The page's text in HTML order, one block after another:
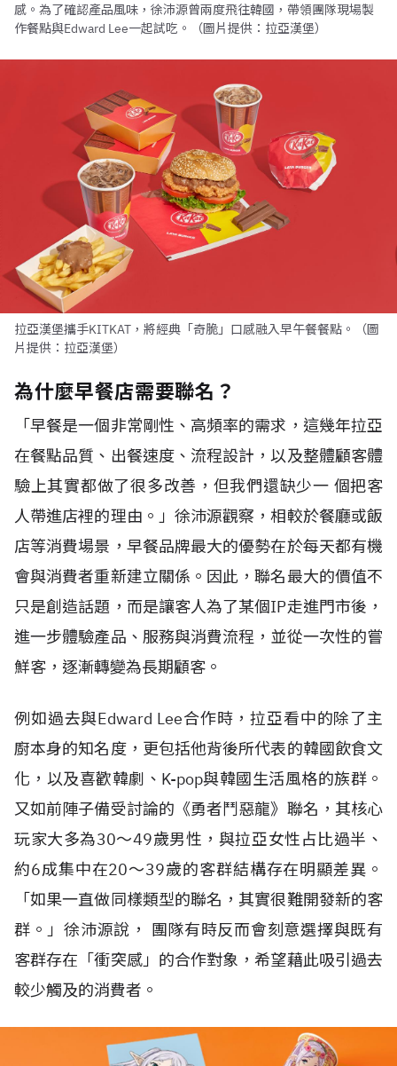
感。為了確認產品風味，徐沛源曾兩度飛往韓國，帶領團隊現場製
作餐點與Edward Lee一起試吃。（圖片提供：拉亞漢堡）
拉亞漢堡攜手KITKAT，將經典「奇脆」口感融入早午餐餐點。（圖
片提供：拉亞漢堡）
為什麼早餐店需要聯名？
「早餐是一個非常剛性、高頻率的需求，這幾年拉亞
在餐點品質、出餐速度、流程設計，以及整體顧客體
驗上其實都做了很多改善，但我們還缺少一 個把客
人帶進店裡的理由。」徐沛源觀察，相較於餐廳或飯
店等消費場景，早餐品牌最大的優勢在於每天都有機
會與消費者重新建立關係。因此，聯名最大的價值不
只是創造話題，而是讓客人為了某個IP走進門市後，
進一步體驗產品、服務與消費流程，並從一次性的嘗
鮮客，逐漸轉變為長期顧客。
例如過去與Edward Lee合作時，拉亞看中的除了主
廚本身的知名度，更包括他背後所代表的韓國飲食文
化，以及喜歡韓劇、K-pop與韓國生活風格的族群。
又如前陣子備受討論的《勇者鬥惡龍》聯名，其核心
玩家大多為30～49歲男性，與拉亞女性占比過半、
約6成集中在20～39歲的客群結構存在明顯差異。
「如果一直做同樣類型的聯名，其實很難開發新的客
群。」徐沛源說， 團隊有時反而會刻意選擇與既有
客群存在「衝突感」的合作對象，希望藉此吸引過去
較少觸及的消費者。